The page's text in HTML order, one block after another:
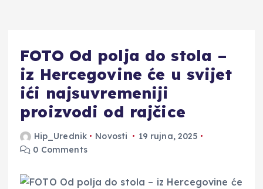
FOTO Od polja do stola –
iz Hercegovine će u svijet
ići najsuvremeniji
proizvodi od rajčice
Hip_Urednik Novosti
19 rujna, 2025
0 Comments